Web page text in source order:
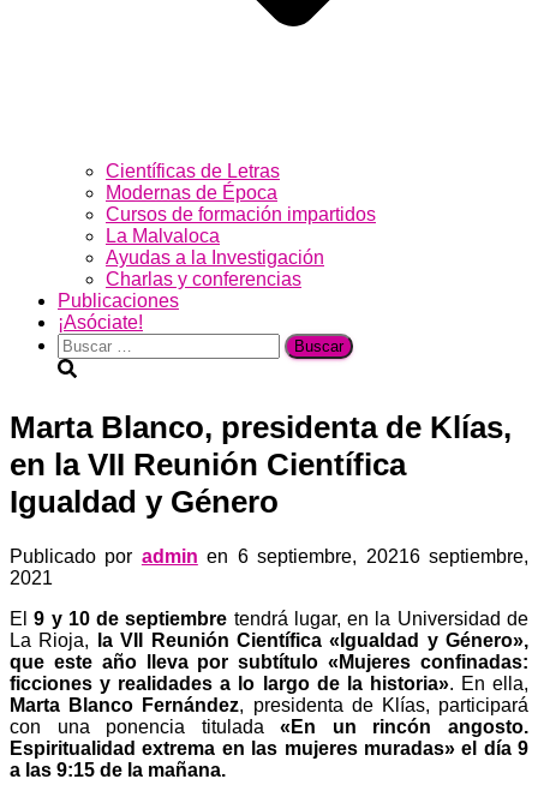
Científicas de Letras
Modernas de Época
Cursos de formación impartidos
La Malvaloca
Ayudas a la Investigación
Charlas y conferencias
Publicaciones
¡Asóciate!
Buscar:
Marta Blanco, presidenta de Klías,
en la VII Reunión Científica
Igualdad y Género
Publicado por admin en 6 septiembre, 20216 septiembre,
2021
El9 y 10 de septiembre tendrá lugar, en la Universidad de
La Rioja,
la VII Reunión Científica «Igualdad y Género»,
que este año lleva por subtítulo «Mujeres confinadas:
ficciones y realidades a lo largo de la historia». En ella,
Marta Blanco Fernández, presidenta de Klías, participará
con una ponencia titulada«En un rincón angosto.
Espiritualidad extrema en las mujeres muradas» el día 9
a las 9:15 de la mañana.